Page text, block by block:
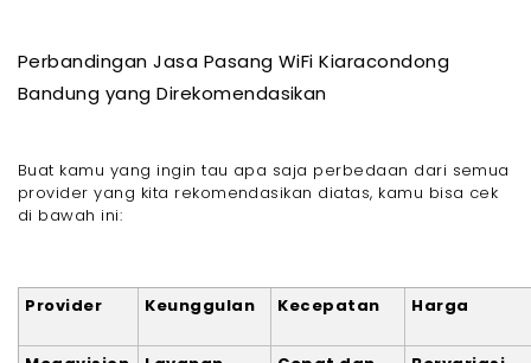
Perbandingan Jasa Pasang WiFi Kiaracondong
Bandung yang Direkomendasikan
Buat kamu yang ingin tau apa saja perbedaan dari semua
provider yang kita rekomendasikan diatas, kamu bisa cek
di bawah ini:
Provider Keunggulan Kecepatan Harga